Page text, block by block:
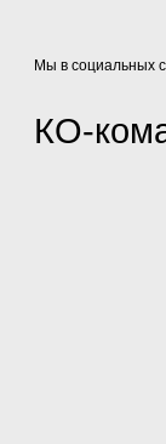
Мы в социальных
КО-